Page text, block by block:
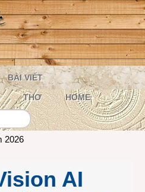
BÀI VIẾT
THƠ HOME
2026
AI